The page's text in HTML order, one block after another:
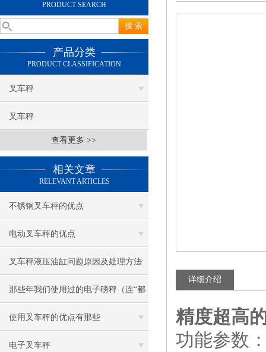
PRODUCT SEARCH
产品分类
PRODUCT CLASSIFICATION
叉车秤
叉车秤
查看更多 >>
相关文章
RELEVANT ARTICLES
不锈钢叉车秤的优点
电动叉车秤的优点
叉车秤液压油缸问题原因及处理方法
那些年我们使用过的电子磅秤（连“都
叫兽”都不知道）
使用叉车秤的优点有那些
电子叉车秤
详细介绍
精度超高
功能参数